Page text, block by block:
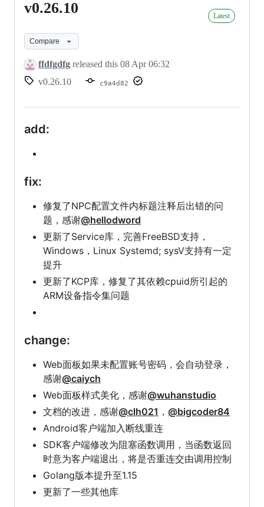
v0.26.10
v0.26.10 Latest
Compare
ffdfgdfg released this 08 Apr 06:32
v0.26.10
c9a4d82
add:
fix:
修复了NPC配置文件内标题注释后出错的问
题，感谢@hellodword
更新了Service库，完善FreeBSD支持，
Windows，Linux Systemd; sysV支持有一定
提升
更新了KCP库，修复了其依赖cpuid所引起的
ARM设备指令集问题
change:
Web面板如果未配置账号密码，会自动登录，
感谢@caiych
Web面板样式美化，感谢@wuhanstudio
文档的改进，感谢@clh021 ， @bigcoder84
Android客户端加入断线重连
SDK客户端修改为阻塞函数调用，当函数返回
时意为客户端退出，将是否重连交由调用控制
Golang版本提升至1.15
更新了一些其他库